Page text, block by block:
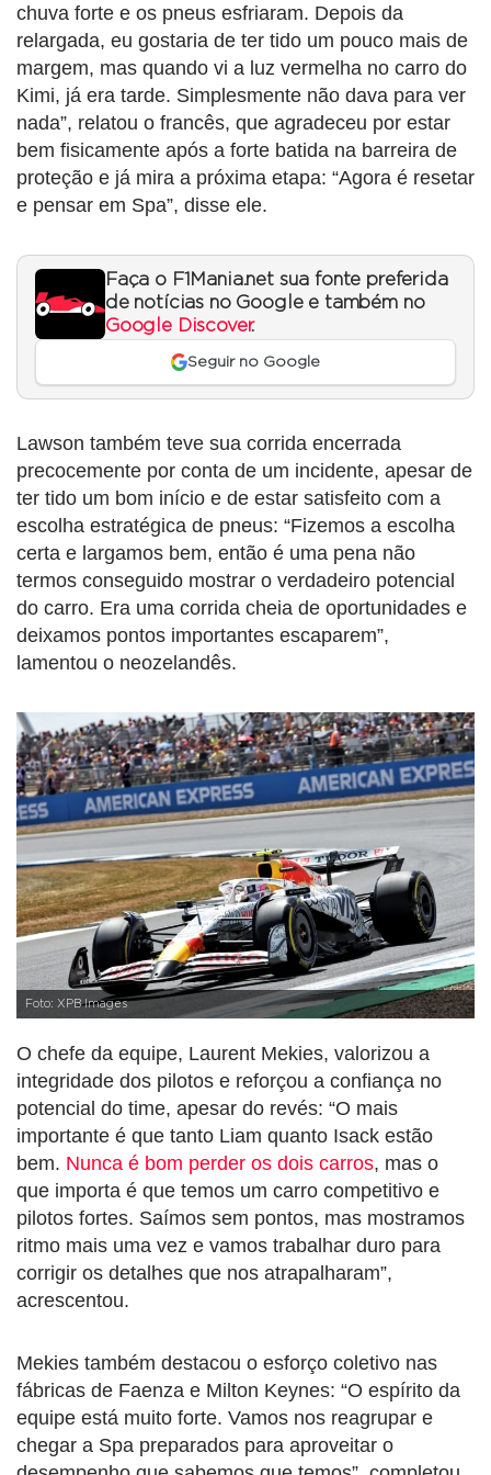
chuva forte e os pneus esfriaram. Depois da
relargada, eu gostaria de ter tido um pouco mais de
margem, mas quando vi a luz vermelha no carro do
Kimi, já era tarde. Simplesmente não dava para ver
nada”, relatou o francês, que agradeceu por estar
bem fisicamente após a forte batida na barreira de
proteção e já mira a próxima etapa: “Agora é resetar
e pensar em Spa”, disse ele.
Faça o F1Mania.net sua fonte preferida
de notícias no Google e também no
Google Discover.
Seguir no Google
Lawson também teve sua corrida encerrada
precocemente por conta de um incidente, apesar de
ter tido um bom início e de estar satisfeito com a
escolha estratégica de pneus: “Fizemos a escolha
certa e largamos bem, então é uma pena não
termos conseguido mostrar o verdadeiro potencial
do carro. Era uma corrida cheia de oportunidades e
deixamos pontos importantes escaparem”,
lamentou o neozelandês.
Foto: XPB Images
O chefe da equipe, Laurent Mekies, valorizou a
integridade dos pilotos e reforçou a confiança no
potencial do time, apesar do revés: “O mais
importante é que tanto Liam quanto Isack estão
bem. Nunca é bom perder os dois carros, mas o
que importa é que temos um carro competitivo e
pilotos fortes. Saímos sem pontos, mas mostramos
ritmo mais uma vez e vamos trabalhar duro para
corrigir os detalhes que nos atrapalharam”,
acrescentou.
Mekies também destacou o esforço coletivo nas
fábricas de Faenza e Milton Keynes: “O espírito da
equipe está muito forte. Vamos nos reagrupar e
chegar a Spa preparados para aproveitar o